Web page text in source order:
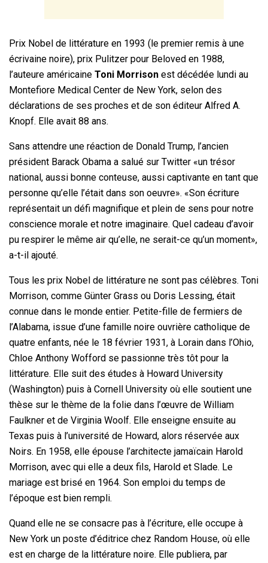
Prix Nobel de littérature en 1993 (le premier remis à une
écrivaine noire), prix Pulitzer pour Beloved en 1988,
l’auteure américaine Toni Morrison est décédée lundi au
Montefiore Medical Center de New York, selon des
déclarations de ses proches et de son éditeur Alfred A.
Knopf. Elle avait 88 ans.
Sans attendre une réaction de Donald Trump, l’ancien
président Barack Obama a salué sur Twitter «un trésor
national, aussi bonne conteuse, aussi captivante en tant que
personne qu’elle l’était dans son oeuvre». «Son écriture
représentait un défi magnifique et plein de sens pour notre
conscience morale et notre imaginaire. Quel cadeau d’avoir
pu respirer le même air qu’elle, ne serait-ce qu’un moment»,
a-t-il ajouté.
Tous les prix Nobel de littérature ne sont pas célèbres. Toni
Morrison, comme Günter Grass ou Doris Lessing, était
connue dans le monde entier. Petite-fille de fermiers de
l’Alabama, issue d’une famille noire ouvrière catholique de
quatre enfants, née le 18 février 1931, à Lorain dans l’Ohio,
Chloe Anthony Wofford se passionne très tôt pour la
littérature. Elle suit des études à Howard University
(Washington) puis à Cornell University où elle soutient une
thèse sur le thème de la folie dans l’œuvre de William
Faulkner et de Virginia Woolf. Elle enseigne ensuite au
Texas puis à l’université de Howard, alors réservée aux
Noirs. En 1958, elle épouse l’architecte jamaïcain Harold
Morrison, avec qui elle a deux fils, Harold et Slade. Le
mariage est brisé en 1964. Son emploi du temps de
l’époque est bien rempli.
Quand elle ne se consacre pas à l’écriture, elle occupe à
New York un poste d’éditrice chez Random House, où elle
est en charge de la littérature noire. Elle publiera, par